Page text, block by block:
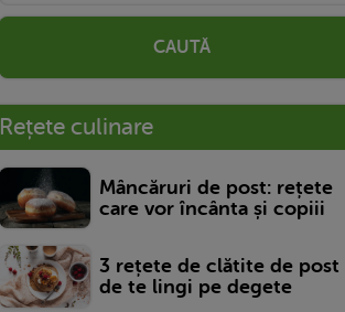
CAUTĂ
Rețete culinare
Mâncăruri de post: rețete
care vor încânta și copiii
3 rețete de clătite de post
de te lingi pe degete